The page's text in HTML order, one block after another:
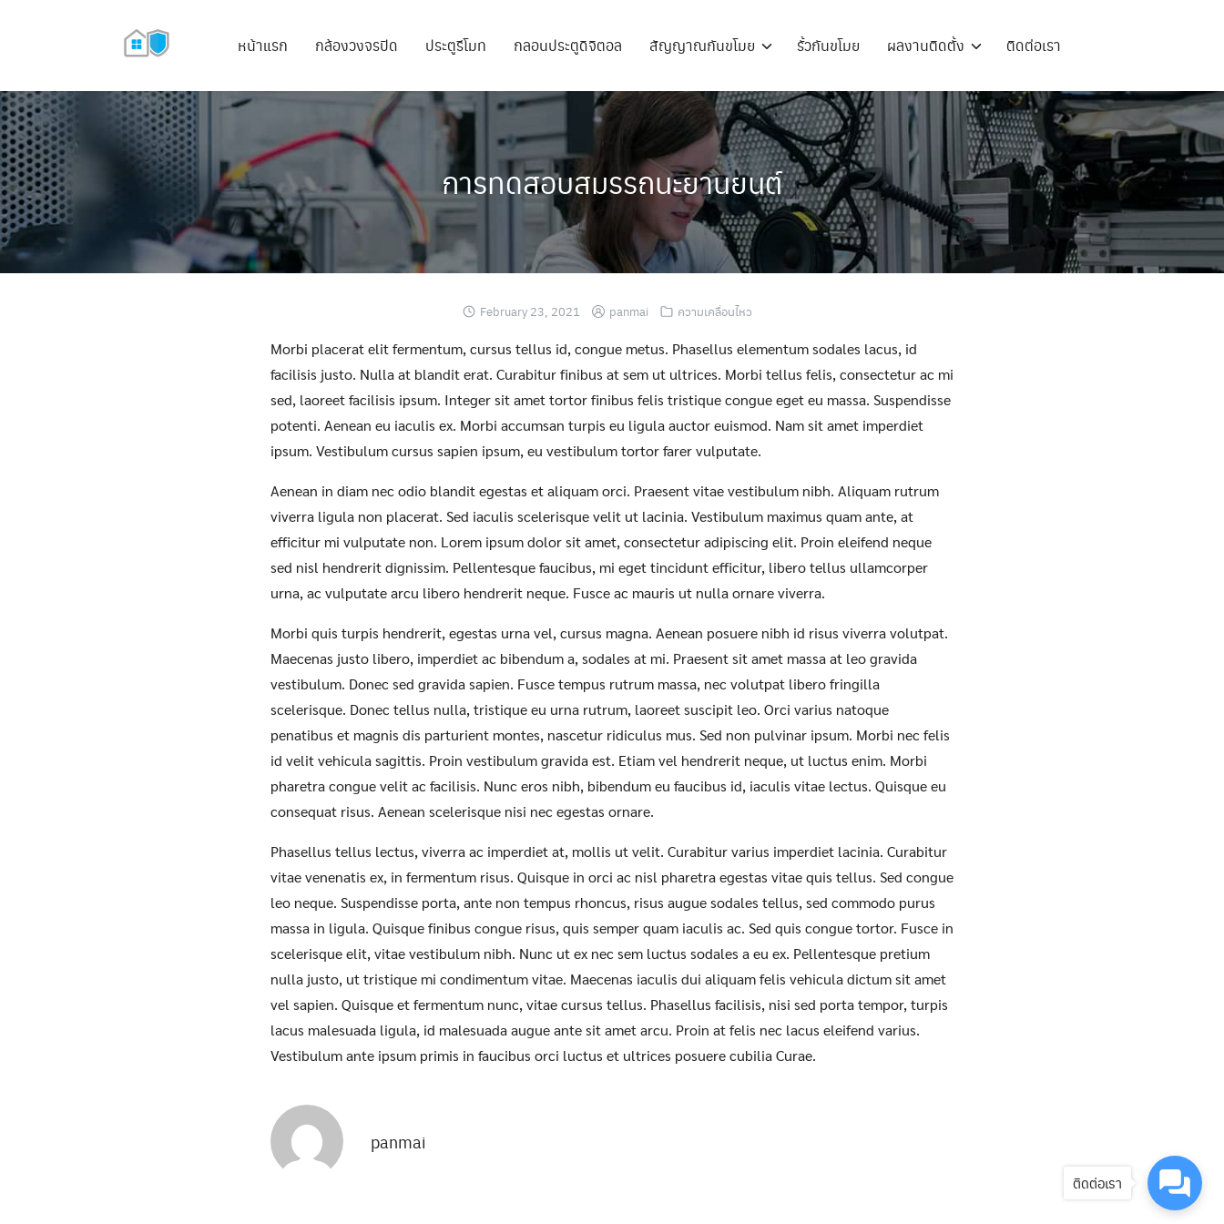
หน้าแรก กล้องวงจรปิด ประตูรีโมท กลอนประตูดิจิตอล สัญญาณกันขโมย รั้วกันขโมย ผลงานติดตั้ง ติดต่อเรา
การทดสอบสมรรถนะยานยนต์
February 23, 2021 panmai ความเคลื่อนไหว
Morbi placerat elit fermentum, cursus tellus id, congue metus. Phasellus elementum sodales lacus, id
facilisis justo. Nulla at blandit erat. Curabitur finibus at sem ut ultrices. Morbi tellus felis, consectetur ac mi
sed, laoreet facilisis ipsum. Integer sit amet tortor finibus felis tristique congue eget eu massa. Suspendisse
potenti. Aenean eu iaculis ex. Morbi accumsan turpis eu ligula auctor euismod. Nam sit amet imperdiet
ipsum. Vestibulum cursus sapien ipsum, eu vestibulum tortor farer vulputate.
Aenean in diam nec odio blandit egestas et aliquam orci. Praesent vitae vestibulum nibh. Aliquam rutrum
viverra ligula non placerat. Sed iaculis scelerisque velit ut lacinia. Vestibulum maximus quam ante, at
efficitur mi vulputate non. Lorem ipsum dolor sit amet, consectetur adipiscing elit. Proin eleifend neque
sed nisl hendrerit dignissim. Pellentesque faucibus, mi eget tincidunt efficitur, libero tellus ullamcorper
urna, ac vulputate arcu libero hendrerit neque. Fusce ac mauris ut nulla ornare viverra.
Morbi quis turpis hendrerit, egestas urna vel, cursus magna. Aenean posuere nibh id risus viverra volutpat.
Maecenas justo libero, imperdiet ac bibendum a, sodales at mi. Praesent sit amet massa at leo gravida
vestibulum. Donec sed gravida sapien. Fusce tempus rutrum massa, nec volutpat libero fringilla
scelerisque. Donec tellus nulla, tristique eu urna rutrum, laoreet suscipit leo. Orci varius natoque
penatibus et magnis dis parturient montes, nascetur ridiculus mus. Sed non pulvinar ipsum. Morbi nec felis
id velit vehicula sagittis. Proin vestibulum gravida est. Etiam vel hendrerit neque, ut luctus enim. Morbi
pharetra congue velit ac facilisis. Nunc eros nibh, bibendum eu faucibus id, iaculis vitae lectus. Quisque eu
consequat risus. Aenean scelerisque nisi nec egestas ornare.
Phasellus tellus lectus, viverra ac imperdiet at, mollis ut velit. Curabitur varius imperdiet lacinia. Curabitur
vitae venenatis ex, in fermentum risus. Quisque in orci ac nisl pharetra egestas vitae quis tellus. Sed congue
leo neque. Suspendisse porta, ante non tempus rhoncus, risus augue sodales tellus, sed commodo purus
massa in ligula. Quisque finibus congue risus, quis semper quam iaculis ac. Sed quis congue tortor. Fusce in
scelerisque elit, vitae vestibulum nibh. Nunc ut ex nec sem luctus sodales a eu ex. Pellentesque pretium
nulla justo, ut tristique mi condimentum vitae. Maecenas iaculis dui aliquam felis vehicula dictum sit amet
vel sapien. Quisque et fermentum nunc, vitae cursus tellus. Phasellus facilisis, nisi sed porta tempor, turpis
lacus malesuada ligula, id malesuada augue ante sit amet arcu. Proin at felis nec lacus eleifend varius.
Vestibulum ante ipsum primis in faucibus orci luctus et ultrices posuere cubilia Curae.
panmai
ติดต่อเรา